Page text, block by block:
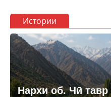
Истории
Нархи об. Чӣ